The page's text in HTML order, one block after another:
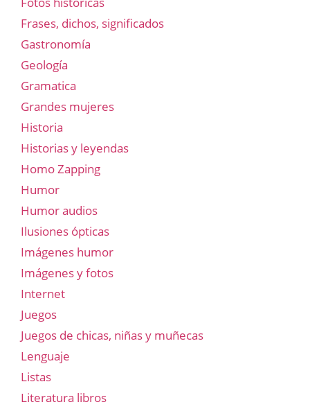
Frases, dichos, significados
Gastronomía
Geología
Gramatica
Grandes mujeres
Historia
Historias y leyendas
Homo Zapping
Humor
Humor audios
Ilusiones ópticas
Imágenes humor
Imágenes y fotos
Internet
Juegos
Juegos de chicas, niñas y muñecas
Lenguaje
Listas
Literatura libros